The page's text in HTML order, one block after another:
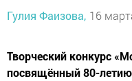
Гулия Фаизова, 16
Творческий конкурс
посвящённый 80-